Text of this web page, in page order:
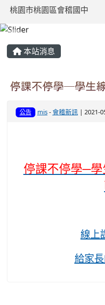
桃園市桃園區會稽國中
本站消息
停課不停學─學生
公告 mis-會稽新訊| 2021-
停課不停學─
線上
給家